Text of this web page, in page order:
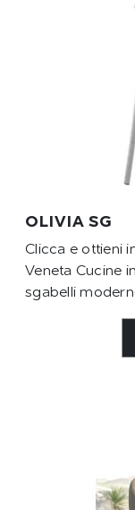
OLIVIA SG
Clicca e ottieni
Veneta Cucine
sgabelli